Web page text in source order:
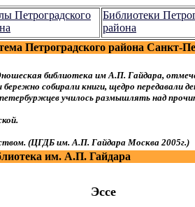
Петроградского
Библиотеки
района
библиотека им А.П. Гайдара,
собирали книги, щедро передавали
училось размышлять над
(ЦГДБ им. А.П. Гайдара Москва 2005г.)
Петроградского района Санкт-
Эссе
им. А.П. Гайдара